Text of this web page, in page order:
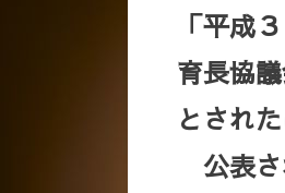
「平成
育長協
とされた
公表さ